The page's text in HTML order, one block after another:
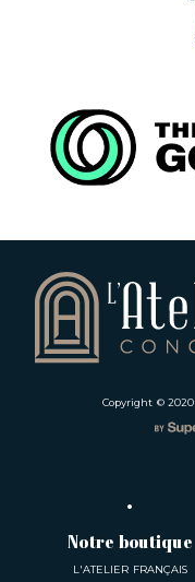
Copyright © 2020
Notre boutique
L'ATELIER FRANÇAIS